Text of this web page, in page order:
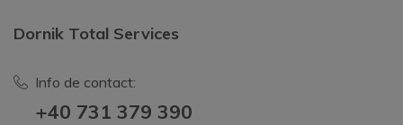
Dornik Total Services
Info de contact:
+40 731 379 390